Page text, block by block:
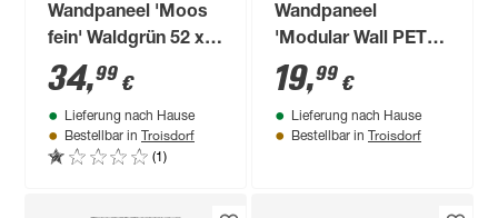
Wandpaneel 'Moos
fein' Waldgrün 52 x
52 cm
34,99 €
Lieferung nach Hause
Bestellbar in Troisdorf
(1)
Wandpaneel
'Modular Wall PET
11205B' creme 52 x
104 cm
19,99 €
Lieferung nach Hause
Bestellbar in Troisdorf